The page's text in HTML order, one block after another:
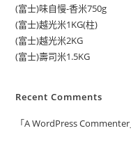
(富士)味自慢-香米750g
(富士)越光米1KG(柱)
(富士)越光米2KG
(富士)壽司米1.5KG
Recent Comments
「A WordPress Commenter